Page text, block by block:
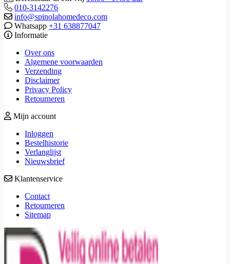
010-3142276
info@spinolahomedeco.com
Whatsapp +31 638877047
Informatie
Over ons
Algemene voorwaarden
Verzending
Disclaimer
Privacy Policy
Retourneren
Mijn account
Inloggen
Bestelhistorie
Verlanglijst
Nieuwsbrief
Klantenservice
Contact
Retourneren
Sitemap